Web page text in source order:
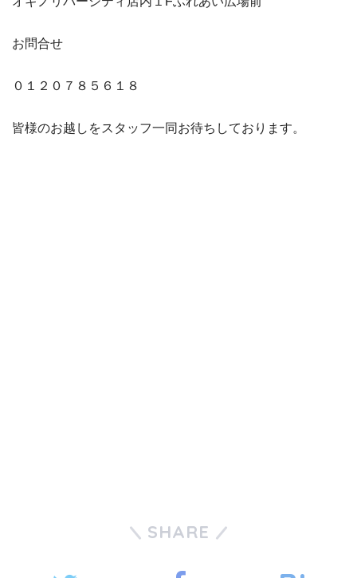
お問合せ
０１２０７８５６１８
皆様のお越しをスタッフ一同お待ちしております。
SHARE